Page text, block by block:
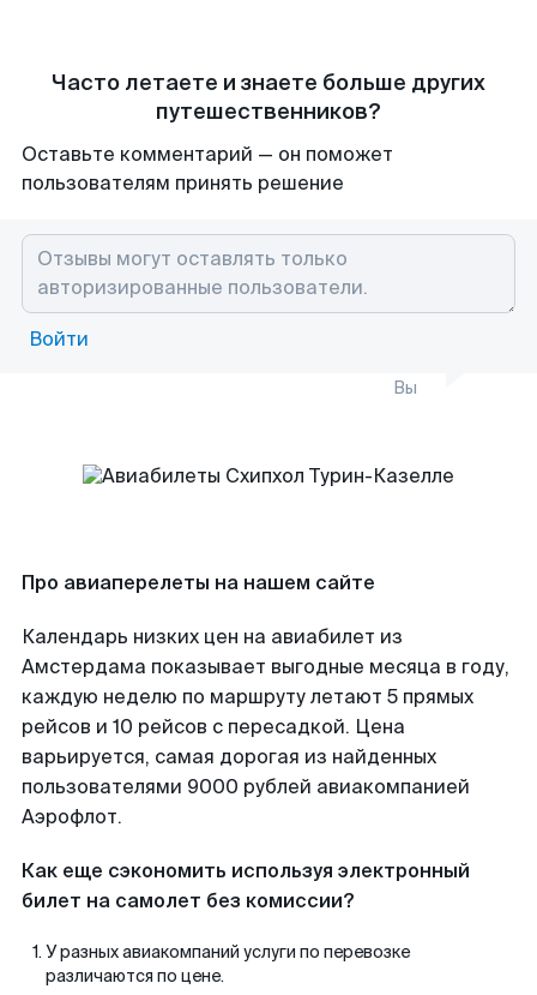
Часто летаете и знаете больше других
путешественников?
Оставьте комментарий — он поможет
пользователям принять решение
Войти
Вы
Про авиаперелеты на нашем сайте
Календарь низких цен на авиабилет из
Амстердама показывает выгодные месяца в году,
каждую неделю по маршруту летают 5 прямых
рейсов и 10 рейсов с пересадкой. Цена
варьируется, самая дорогая из найденных
пользователями 9000 рублей авиакомпанией
Аэрофлот.
Как еще сэкономить используя электронный
билет на самолет без комиссии?
У разных авиакомпаний услуги по перевозке
различаются по цене.